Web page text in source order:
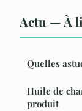
Actu — À
Quelles
Huile de
produit